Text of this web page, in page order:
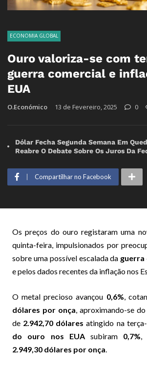
ECONOMIA GLOBAL
Ouro valoriza-se com
guerra comercial e
EUA
O.Económico 13 de Fevereiro, 2025 0
Dólar Fecha Segunda Semana Em
Reabre O Debate Sobre Os Juros Da
Compartilhar no Facebook
Os preços do ouro registaram uma
quinta-feira, impulsionados por
sobre uma possível escalada da guerra
e pelos dados recentes da inflação nos
O metal precioso avançou 0,6%,
dólares por onça, aproximando-se
de 2.942,70 dólares atingido na
do ouro nos EUAsubiram 0,7%,
2.949,30 dólares por onça.